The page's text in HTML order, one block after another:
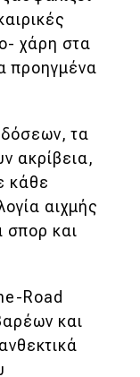
χάρη στα
προηγμένα
τα
ακρίβεια,
κάθε
αιχμής
σπορ και
Road
και